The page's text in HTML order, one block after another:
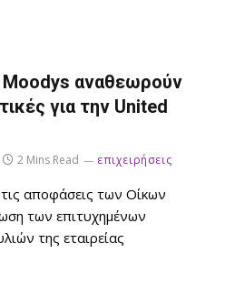
Moodys αναθεωρούν
για την United
2 Mins Read επιχειρήσεις
αποφάσεις των Οίκων
των επιτυχημένων
της εταιρείας